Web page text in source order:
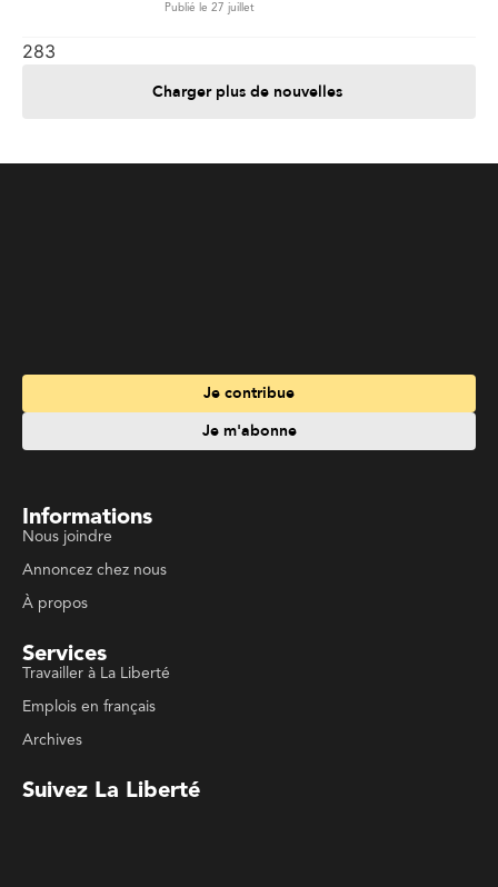
Je contribue
Travailler à La Liberté
Emplois en français
Archives
Politique de confidentialité
Conditions d'utilisation
La Liberté © 2023